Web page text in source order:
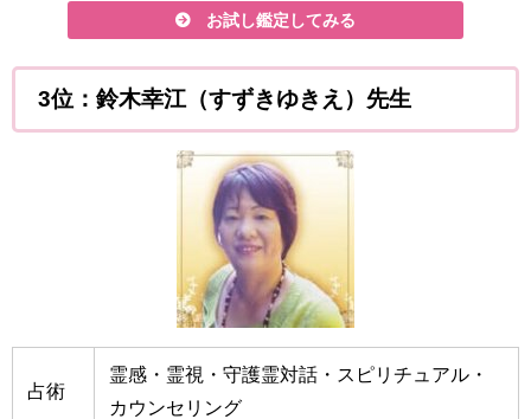
お試し鑑定してみる
3位：鈴木幸江（すずきゆきえ）先生
占術
霊感・霊視・守護霊対話・スピリチュアル・
カウンセリング